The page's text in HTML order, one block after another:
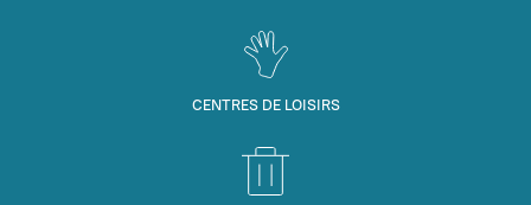
CENTRES DE LOISIRS